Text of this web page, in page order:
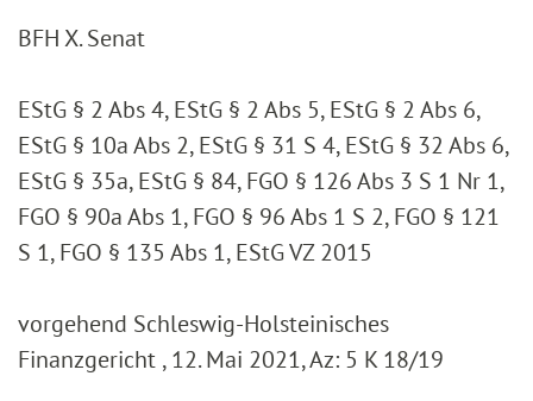
BFH X. Senat
EStG § 2 Abs 4, EStG § 2 Abs 5, EStG § 2 Abs 6,
EStG § 10a Abs 2, EStG § 31 S 4, EStG § 32 Abs 6,
EStG § 35a, EStG § 84, FGO § 126 Abs 3 S 1 Nr 1,
FGO § 90a Abs 1, FGO § 96 Abs 1 S 2, FGO § 121
S 1, FGO § 135 Abs 1, EStG VZ 2015
vorgehend Schleswig-Holsteinisches
Finanzgericht , 12. Mai 2021, Az: 5 K 18/19